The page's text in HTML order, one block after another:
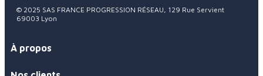
© 2025 SAS FRANCE PROGRESSION RÉSEAU, 129 Rue Servient
69003 Lyon